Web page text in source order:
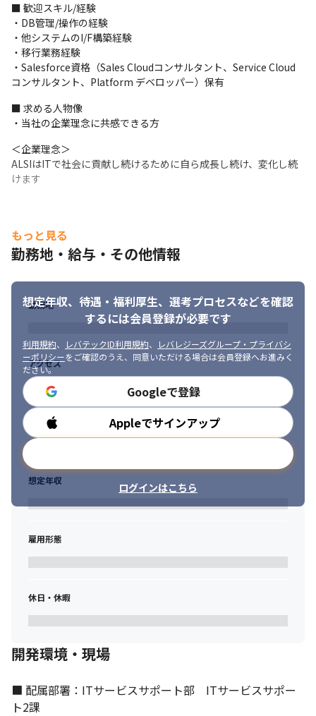
集中して働く環境を整えています。
コミュニケーションを大切にしています。
■ 歓迎スキル/経験
・DB管理/操作の経験
・他システムのI/F構築経験
・移行業務経験
・Salesforce資格（Sales Cloudコンサルタント、Service Cloud
コンサルタント、Platform デベロッパー）保有
■ 求める人物像
・当社の企業理念に共感できる方
＜企業理念＞
ALSIはITで社会に貢献し続けるために自ら成長し続け、変化し続
けます
もっと見る
勤務地・給与・その他情報
想定年収、待遇・福利厚生、 選考プロセスなどを確認
するには会員登録が必要です
利用規約、 レバテックID利用規約、
レバレジーズグループ・プライバシ
ーポリシーをご確認のうえ、同意いただける場合は会員登録へお進みく
ださい。
Googleで登録
Appleでサインアップ
ログインはこちら
勤務地
アクセス
勤務時間
想定年収
雇用形態
休日・休暇
開発環境・現場
■ 配属部署：ITサービスサポート部　ITサービスサポー
ト2課